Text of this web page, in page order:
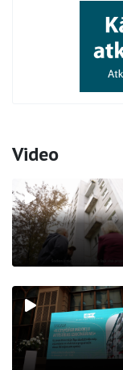
Video